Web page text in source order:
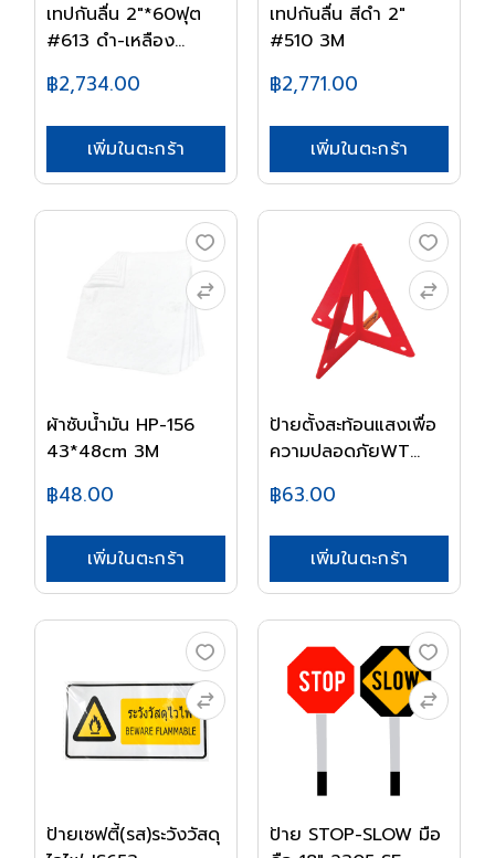
เทปกันลื่น 2"*60ฟุต
#613 ดำ-เหลือง...
฿2,734.00
เพิ่มในตะกร้า
เทปกันลื่น สีดำ 2"
#510 3M
฿2,771.00
เพิ่มในตะกร้า
ผ้าซับน้ำมัน HP-156
43*48cm 3M
฿48.00
เพิ่มในตะกร้า
ป้ายตั้งสะท้อนแสงเพื่อ
ความปลอดภัยWT...
฿63.00
เพิ่มในตะกร้า
ป้ายเซฟตี้(รส)ระวังวัสดุ
ป้าย STOP-SLOW มือ